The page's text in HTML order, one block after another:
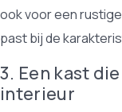
ook voor een
past bij de
3. Een kast
interieur